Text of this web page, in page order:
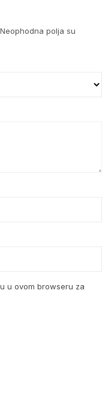
Neophodna polja su
u ovom browseru za